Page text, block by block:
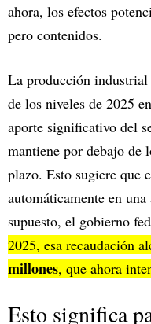
ahora, los efectos
pero contenidos.
La producción industrial
de los niveles de 2025
aporte significativo del
mantiene por debajo de
plazo. Esto sugiere que
automáticamente en
supuesto, el gobierno
2025, esa recaudación
millones, que ahora
Esto significa